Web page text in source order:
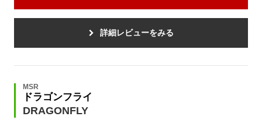
詳細レビューをみる
MSR
ドラゴンフライ
DRAGONFLY